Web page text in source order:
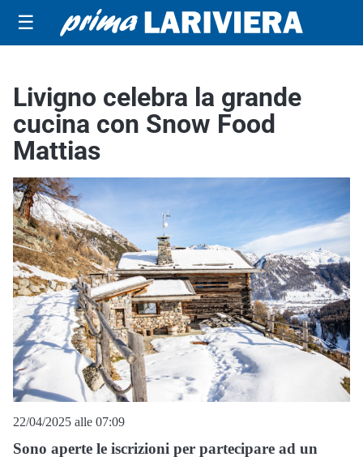
☰
Livigno celebra la grande
cucina con Snow Food
Mattias
22/04/2025 alle 07:09
Sono aperte le iscrizioni per partecipare ad un